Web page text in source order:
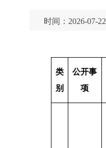
时间：2026-07-22
类
别
公开事
项